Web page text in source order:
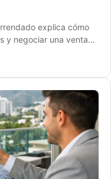
explica cómo
y negociar una venta